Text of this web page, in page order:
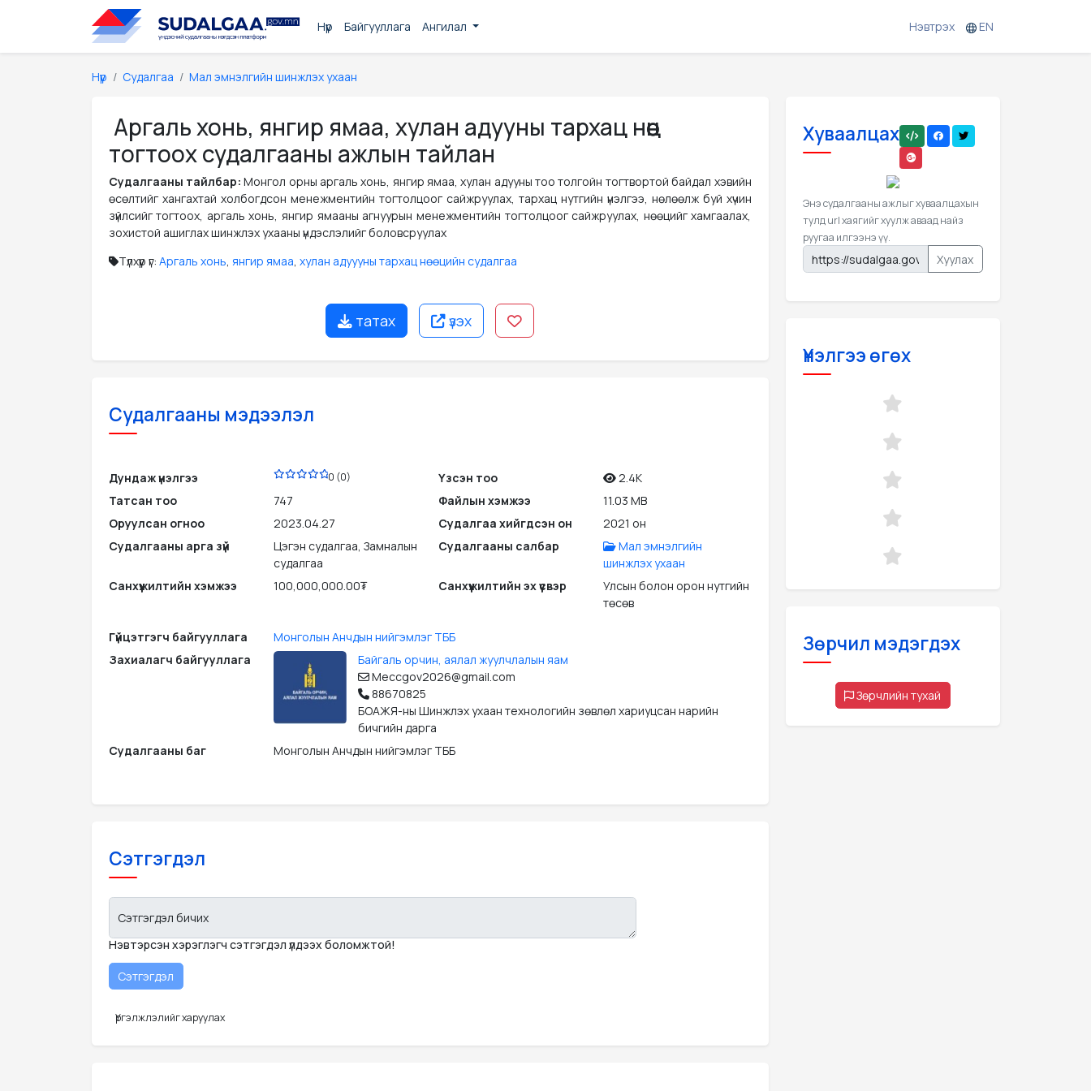
Нүүр Байгууллага Ангилал Нэвтрэх EN
Нүүр Судалгаа Мал эмнэлгийн шинжлэх ухаан
Аргаль хонь, янгир ямаа, хулан адууны тархац нөөц
тогтоох судалгааны ажлын тайлан
Судалгааны тайлбар:Монгол орны аргаль хонь, янгир ямаа, хулан адууны тоо толгойн тогтвортой байдал хэвийн
өсөлтийг хангахтай холбогдсон менежментийн тогтолцоог сайжруулах, тархац нутгийн үнэлгээ, нөлөөлж буй хүчин
зүйлсийг тогтоох, аргаль хонь, янгир ямааны агнуурын менежментийн тогтолцоог сайжруулах, нөөцийг хамгаалах,
зохистой ашиглах шинжлэх ухааны үндэслэлийг боловсруулах
Түлхүүр үг: Аргаль хонь, янгир ямаа, хулан адуууны тархац нөөцийн судалгаа
татах үзэх
Судалгааны мэдээлэл
Дундаж үнэлгээ 0 (0) Үзсэн тоо
2.4K
Татсан тоо
747 Файлын хэмжээ
11.03 MB
Оруулсан огноо
2023.04.27 Судалгаа хийгдсэн он
2021 он
Судалгааны арга зүй
Цэгэн судалгаа, Замналын
судалгаа
Судалгааны салбар
Мал эмнэлгийн
шинжлэх ухаан
Санхүүжилтийн хэмжээ
100,000,000.00₮ Санхүүжилтийн эх үүсвэр
Улсын болон орон нутгийн
төсөв
Гүйцэтгэгч байгууллага
Монголын Анчдын нийгэмлэг ТББ
Захиалагч байгууллага
Байгаль орчин, аялал жуулчлалын яам
Meccgov2026@gmail.com
88670825
БОАЖЯ-ны Шинжлэх ухаан технологийн зөвлөл хариуцсан нарийн
бичгийн дарга
Судалгааны баг
Монголын Анчдын нийгэмлэг ТББ
Сэтгэгдэл
Сэтгэгдэл бичих
Нэвтэрсэн хэрэглэгч сэтгэгдэл үлдээх боломжтой!
Үргэлжлэлийг харуулах
Хуваалцах
Энэ судалгааны ажлыг хуваалцахын
тулд url хаягийг хуулж аваад найз
руугаа илгээнэ үү.
Хуулах
Үнэлгээ өгөх
Зөрчил мэдэгдэх
Зөрчлийн тухай